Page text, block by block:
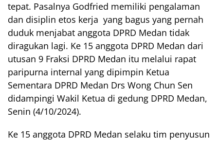
tepat. Pasalnya Godfried memiliki pengalaman
dan disiplin etos kerja yang bagus yang pernah
duduk menjabat anggota DPRD Medan tidak
diragukan lagi. Ke 15 anggota DPRD Medan dari
utusan 9 Fraksi DPRD Medan itu melalui rapat
paripurna internal yang dipimpin Ketua
Sementara DPRD Medan Drs Wong Chun Sen
didampingi Wakil Ketua di gedung DPRD Medan,
Senin (4/10/2024).
Ke 15 anggota DPRD Medan selaku tim penyusun